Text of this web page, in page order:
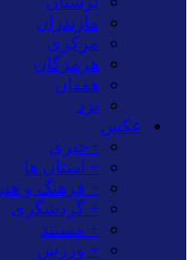
مازندران
مرکزی
هرمزگان
همدان
یزد
عکس
+خبری
+ استان ها
+ فرهنگ و هنر
+ گردشگری
+ مستند
+ ورزش